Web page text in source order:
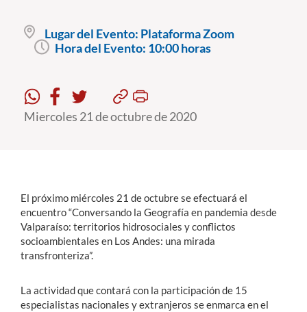
Pregrado
Formación Continua
Funcionarios
Alumni
Lugar del Evento: Plataforma Zoom
Hora del Evento: 10:00 horas
Miercoles 21 de octubre de 2020
El próximo miércoles 21 de octubre se efectuará el
encuentro “Conversando la Geografía en pandemia desde
Valparaíso: territorios hidrosociales y conflictos
socioambientales en Los Andes: una mirada
transfronteriza”.
La actividad que contará con la participación de 15
especialistas nacionales y extranjeros se enmarca en el